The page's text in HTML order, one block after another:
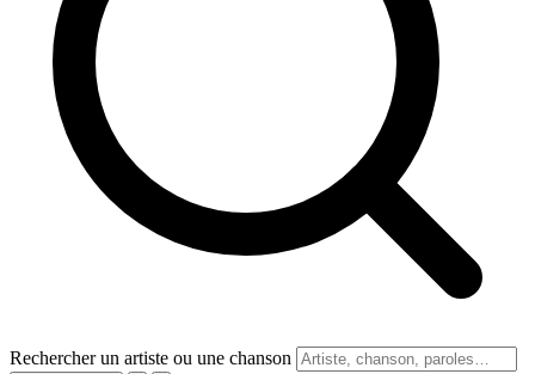
Rechercher un artiste ou une chanson